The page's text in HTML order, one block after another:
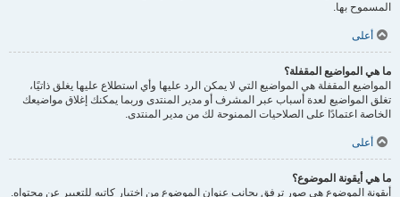
المسموح بها.
أعلى
ما هي المواضيع المقفلة؟
المواضيع المقفلة هي المواضيع التي لا يمكن الرد عليها وأي استطلاع عليها يغلق ذاتيًا،
تغلق المواضيع لعدة أسباب عبر المشرف أو مدير المنتدى وربما يمكنك إغلاق مواضيعك
الخاصة اعتمادًا على الصلاحيات الممنوحة لك من مدير المنتدى.
أعلى
ما هي أيقونة الموضوع؟
أيقونة الموضوع هي صور ترفق بجانب عنوان الموضوع من اختيار كاتبه للتعبير عن محتواه.